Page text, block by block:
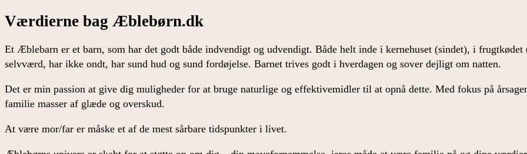
Værdierne bag Æblebørn.dk
Et Æblebarn er et barn, som har det godt både indvendigt og udvendigt. Både helt inde i kernehuset (sindet), i
selvværd, har ikke ondt, har sund hud og sund fordøjelse. Barnet trives godt i hverdagen og sover dejligt om natten.
Det er min passion at give dig muligheder for at bruge naturlige og effektivemidler til at opnå dette. Med fokus på
familie masser af glæde og overskud.
At være mor/far er måske et af de mest sårbare tidspunkter i livet.